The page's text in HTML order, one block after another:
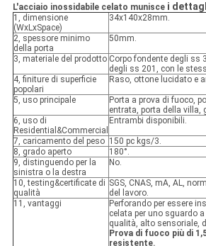
L'acciaio inossidabile celato munisce i
1, dimensione
(WxLxSpace)
34x140x28mm.
2, spessore minimo
della porta
50mm.
3, materiale del prodotto Corpo fondente degli ss
degli ss 201, con le
4, finiture di superficie
popolari
Raso, ottone lucidato e
5, uso principale
Porta a prova di fuoco,
entrata, porta della villa,
6, uso di
Residential&Commercial
Entrambi disponibili.
7, caricamento del peso 150 pc kgs/3.
8, grado aperto
180°.
9, distinguendo per la
sinistra o la destra
No.
10, testing&certificate di
qualità
SGS, CNAS, mA, AL,
del lavoro.
11, vantaggi
Perforando per essere
celata per uno sguardo
qualità, alto sensoriale,
Prova di fuoco più di
resistente.